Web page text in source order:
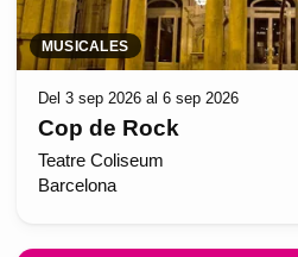
MUSICALES
Del 3 sep 2026 al 6 sep 2026
Cop de Rock
Teatre Coliseum
Barcelona